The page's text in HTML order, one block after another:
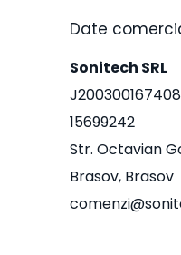
Date
Sonitech SRL
15699242
Str. Octavian
Brasov, Brasov